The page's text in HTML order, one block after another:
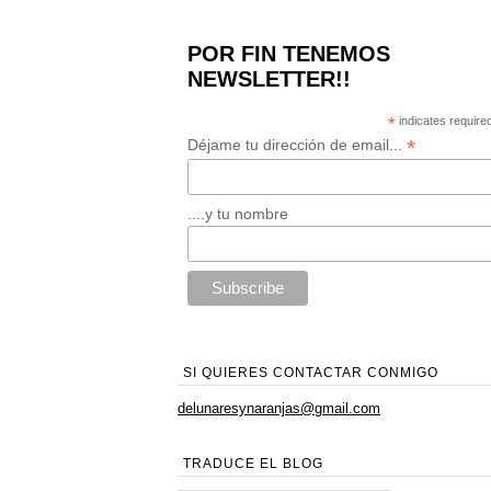
POR FIN TENEMOS
NEWSLETTER!!
* indicates
Déjame tu dirección de email... *
....y tu nombre
SI QUIERES CONTACTAR CONMIGO
delunaresynaranjas@gmail.com
TRADUCE EL BLOG